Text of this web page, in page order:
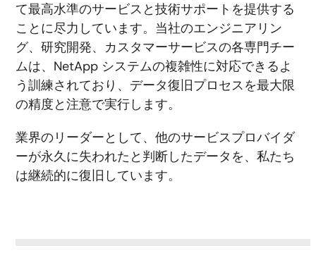
て最高水準のサービスと技術サポートを提供する
ことに尽力しています。当社のエンジニアリン
グ、研究開発、カスタマーサービスの各専門チー
ムは、NetApp システムの複雑性に対応できるよ
う訓練されており、データ復旧プロセスを最大限
の精度と注意で実行します。
業界のリーダーとして、他のサービスプロバイダ
ーが永久に失われたと判断したデータを、私たち
は継続的に復旧しています。